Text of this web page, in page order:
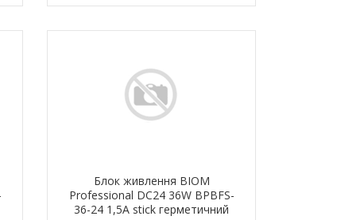
Блок живлення BIOM
Professional DC24 36W BPBFS-
36-24 1,5А stick герметичний